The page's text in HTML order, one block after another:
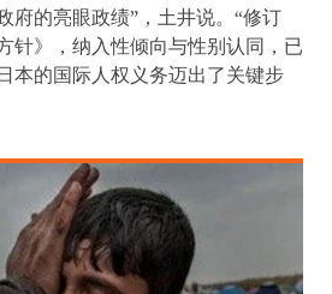
府的亮眼政绩”，土井说。“修订
针》，纳入性倾向与性别认同，已
本的国际人权义务迈出了关键步